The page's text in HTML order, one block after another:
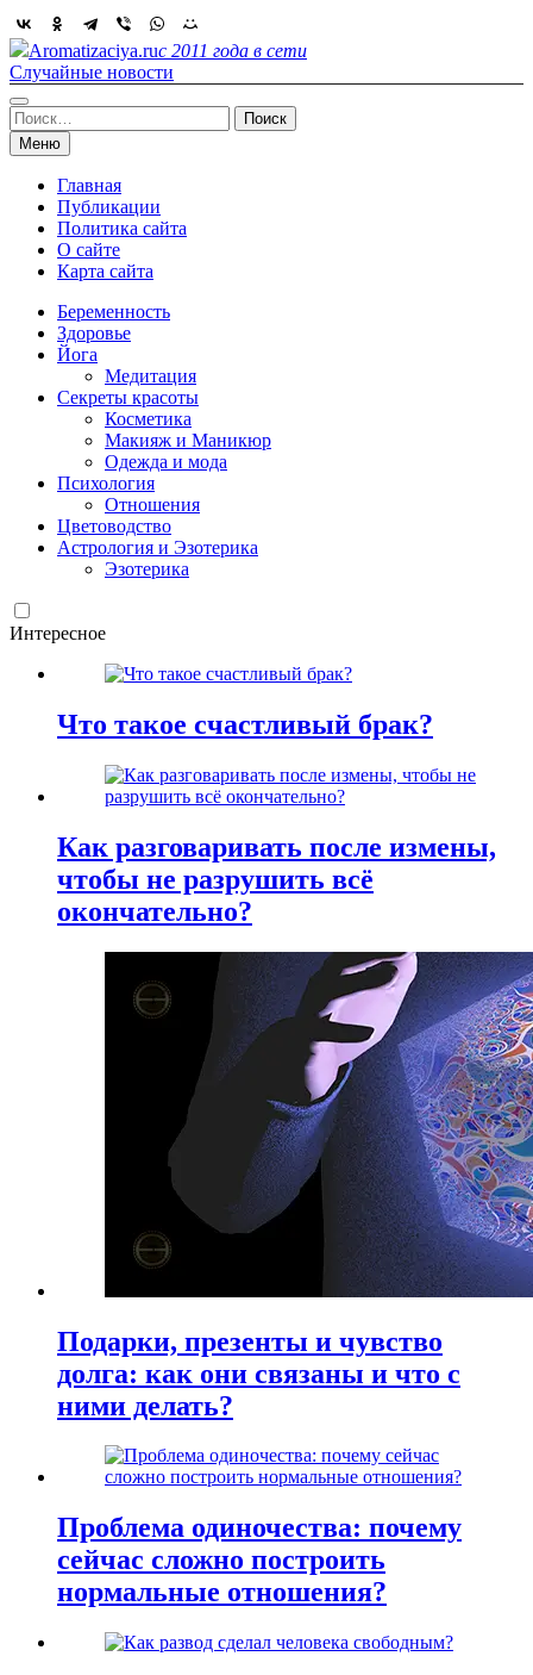
Skip
to
content
Aromatizaciya.ruс 2011 года в сети
Случайные новости
Найти:
Меню
Главная
Публикации
Политика сайта
О сайте
Карта сайта
Беременность
Здоровье
Йога
Медитация
Секреты красоты
Косметика
Макияж и Маникюр
Одежда и мода
Психология
Отношения
Цветоводство
Астрология и Эзотерика
Эзотерика
Интересное
Что такое счастливый брак?
Как разговаривать после измены,
чтобы не разрушить всё
окончательно?
Подарки, презенты и чувство
долга: как они связаны и что с
ними делать?
Проблема одиночества: почему
сейчас сложно построить
нормальные отношения?